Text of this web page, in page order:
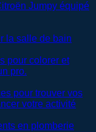
Jumpy équipé
la salle de bain
pour colorer et
pro.
en plomberie